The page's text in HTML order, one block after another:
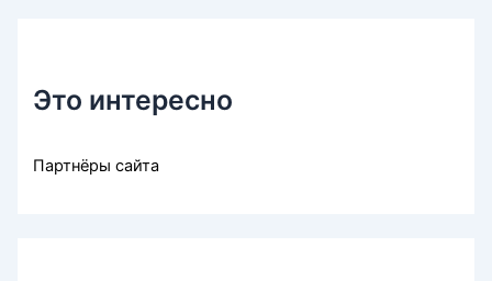
Это интересно
Партнёры сайта